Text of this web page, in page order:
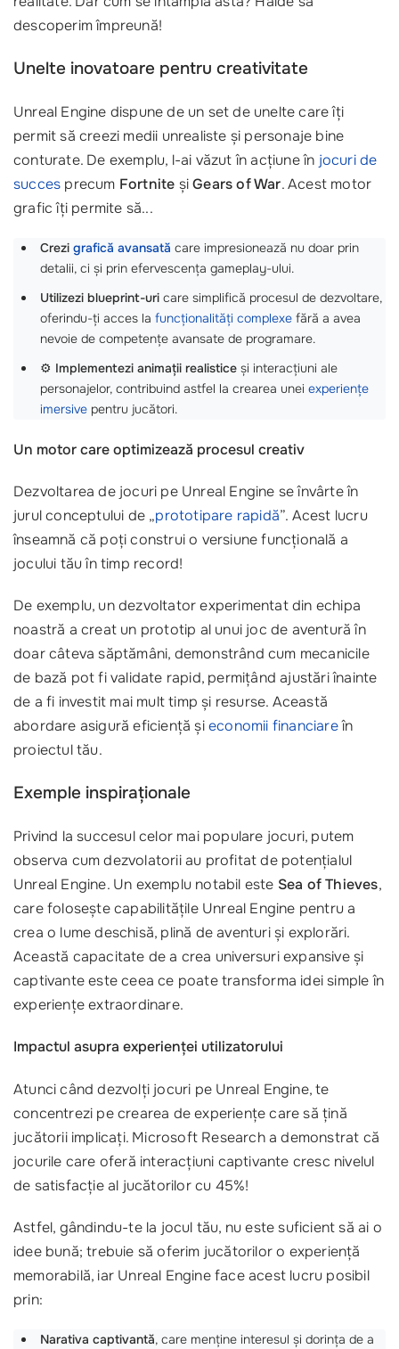
descoperim împreună!
Unelte inovatoare pentru creativitate
Unreal Engine dispune de un set de unelte care îți
permit să creezi medii unrealiste și personaje bine
conturate. De exemplu, l-ai văzut în acțiune în jocuri de
succes precum Fortnite șiGears of War. Acest motor
grafic îți permite să...
Crezi grafică avansată care impresionează nu doar prin
detalii, ci și prin efervescența gameplay-ului.
Utilizezi blueprint-uri care simplifică procesul de dezvoltare,
oferindu-ți acces la funcționalități complexe fără a avea
nevoie de competențe avansate de programare.
⚙️ Implementezi animații realistice și interacțiuni ale
personajelor, contribuind astfel la crearea unei experiențe
imersive pentru jucători.
Un motor care optimizează procesul creativ
Dezvoltarea de jocuri pe Unreal Engine se învârte în
jurul conceptului de „prototipare rapidă”. Acest lucru
înseamnă că poți construi o versiune funcțională a
jocului tău în timp record!
De exemplu, un dezvoltator experimentat din echipa
noastră a creat un prototip al unui joc de aventură în
doar câteva săptămâni, demonstrând cum mecanicile
de bază pot fi validate rapid, permițând ajustări înainte
de a fi investit mai mult timp și resurse. Această
abordare asigură eficiență șieconomii financiareîn
proiectul tău.
Exemple inspiraționale
Privind la succesul celor mai populare jocuri, putem
observa cum dezvolatorii au profitat de potențialul
Unreal Engine. Un exemplu notabil este Sea of Thieves,
care folosește capabilitățile Unreal Engine pentru a
crea o lume deschisă, plină de aventuri și explorări.
Această capacitate de a crea universuri expansive și
captivante este ceea ce poate transforma idei simple în
experiențe extraordinare.
Impactul asupra experienței utilizatorului
Atunci când dezvolți jocuri pe Unreal Engine, te
concentrezi pe crearea de experiențe care să țină
jucătorii implicați. Microsoft Research a demonstrat că
jocurile care oferă interacțiuni captivante cresc nivelul
de satisfacție al jucătorilor cu 45%!
Astfel, gândindu-te la jocul tău, nu este suficient să ai o
idee bună; trebuie să oferim jucătorilor o experiență
memorabilă, iar Unreal Engine face acest lucru posibil
prin:
Narativa captivantă, care menține interesul și dorința de a